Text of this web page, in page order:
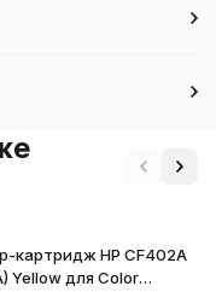
картридж HP CF402A
Yellow для Color